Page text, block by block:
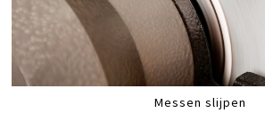
Messen slijpen